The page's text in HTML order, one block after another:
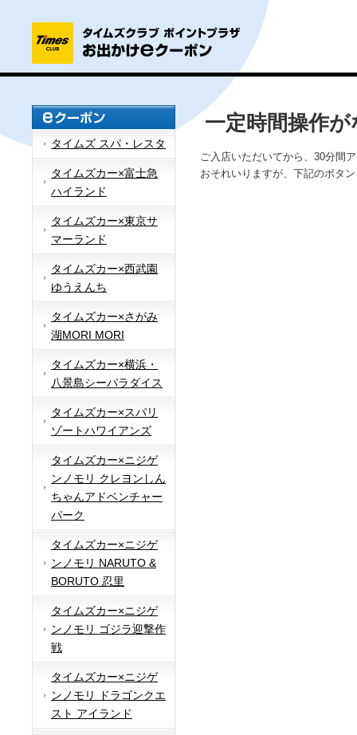
タイムズ スパ・レスタ
タイムズカー×富士急
ハイランド
タイムズカー×東京サ
マーランド
タイムズカー×西武園
ゆうえんち
タイムズカー×さがみ
湖MORI MORI
タイムズカー×横浜・
八景島シーパラダイス
タイムズカー×スパリ
ゾートハワイアンズ
タイムズカー×ニジゲ
ンノモリ クレヨンしん
ちゃんアドベンチャー
パーク
タイムズカー×ニジゲ
ンノモリ NARUTO &
BORUTO 忍里
タイムズカー×ニジゲ
ンノモリ ゴジラ迎撃作
戦
タイムズカー×ニジゲ
ンノモリ ドラゴンクエ
スト アイランド
一定時間操作
ご入店いただいてから、30分間
おそれいりますが、下記のボタ